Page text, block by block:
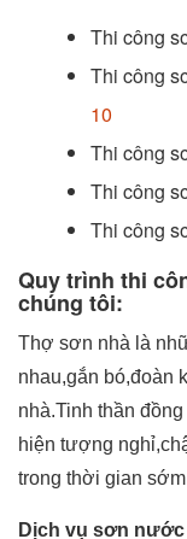
Thi công
Thi công
10
Thi công
Thi công
Thi công
Quy trình thi
chúng tôi:
Thợ sơn nhà là
nhau,gắn bó,đoàn
nhà.Tinh thần
hiện tượng
trong thời gian
Dịch vụ sơn nước